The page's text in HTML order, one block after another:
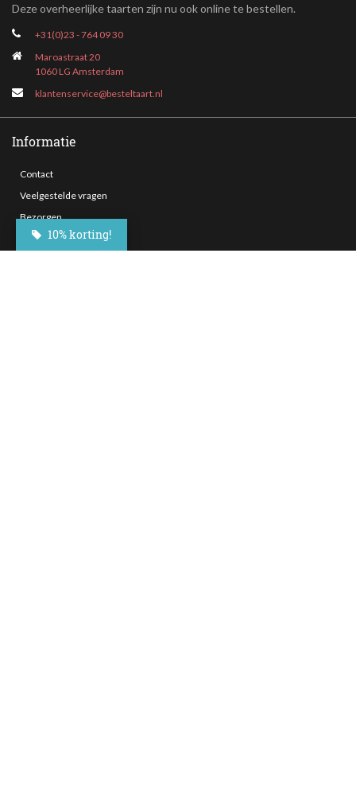
Deze overheerlijke taarten zijn nu ook online te bestellen.
+31(0)23 - 764 09 30
Maroastraat 20
1060 LG Amsterdam
klantenservice@besteltaart.nl
Informatie
Contact
Veelgestelde vragen
Bezorgen
Nieuwsbrief10% korting!